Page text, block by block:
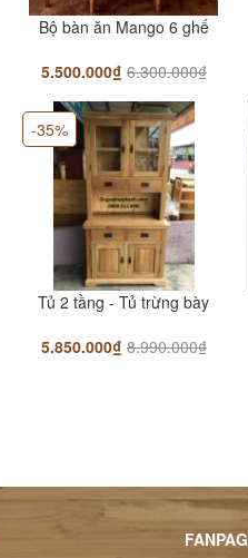
Bộ bàn ăn Mango 6 ghế
5.500.000₫ 6.300.000₫
Tủ 2 tầng - Tủ trừng bày
5.850.000₫ 8.990.000₫
-35%